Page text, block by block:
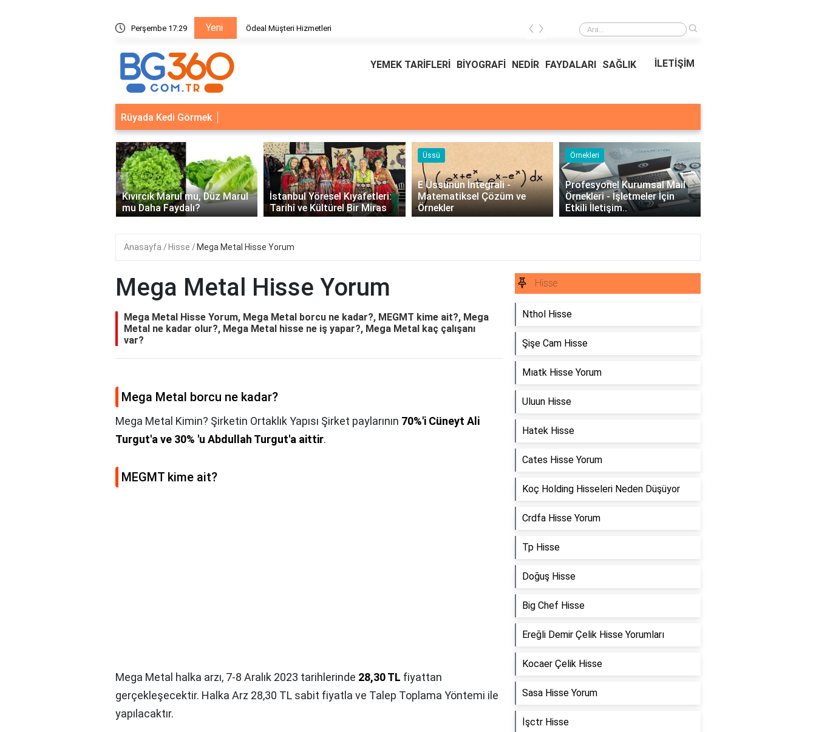
Perşembe 17:29 Yeni Ödeal Müşteri Hizmetleri Kıvırcık Marul mu, Düz Marul mu Daha Faydalı?
‹ ›
YEMEK TARİFLERİ BİYOGRAFİ NEDİR FAYDALARI SAĞLIK İLETİŞİM
Rüyada Kedi Görmek
Kıvırcık Marul mu, Düz Marul
mu Daha Faydalı?
İstanbul Yöresel Kıyafetleri:
Tarihî ve Kültürel Bir Miras
Üssü
E Üssünün İntegrali -
Matematiksel Çözüm ve
Örnekler
Örnekleri
Profesyonel Kurumsal Mail
Örnekleri - İşletmeler İçin
Etkili İletişim..
‹ ›
Anasayfa Hisse Mega Metal Hisse Yorum
Mega Metal Hisse Yorum
Mega Metal Hisse Yorum, Mega Metal borcu ne kadar?, MEGMT kime ait?, Mega
Metal ne kadar olur?, Mega Metal hisse ne iş yapar?, Mega Metal kaç çalışanı
var?
Mega Metal borcu ne kadar?
Mega Metal Kimin? Şirketin Ortaklık Yapısı Şirket paylarının 70%'i Cüneyt Ali
Turgut'a ve 30% 'u Abdullah Turgut'a aittir.
MEGMT kime ait?
Mega Metal halka arzı, 7-8 Aralık 2023 tarihlerinde 28,30 TL fiyattan
gerçekleşecektir. Halka Arz 28,30 TL sabit fiyatla ve Talep Toplama Yöntemi ile
yapılacaktır.
Hisse
Nthol Hisse
Şişe Cam Hisse
Mıatk Hisse Yorum
Uluun Hisse
Hatek Hisse
Cates Hisse Yorum
Koç Holding Hisseleri Neden Düşüyor
Crdfa Hisse Yorum
Tp Hisse
Doğuş Hisse
Big Chef Hisse
Ereğli Demir Çelik Hisse Yorumları
Kocaer Çelik Hisse
Sasa Hisse Yorum
İşctr Hisse